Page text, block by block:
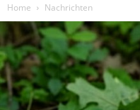
Home Nachrichten